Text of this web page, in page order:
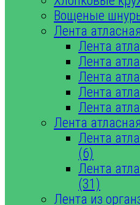
Вощеные
Лента
Лента
Лента
Лента
Лента
Лента
Лента
Лента
(6)
Лента
(31)
Лента из